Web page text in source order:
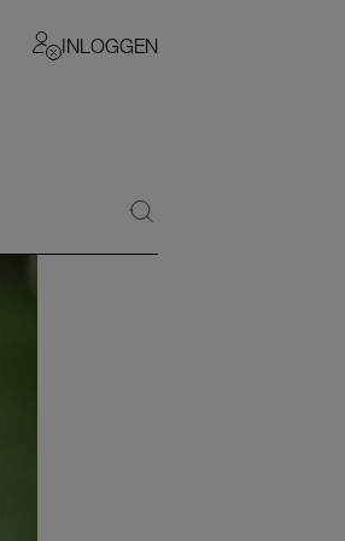
INLOGGEN